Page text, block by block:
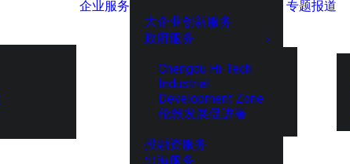
企业服务
大企业创新服务
政府服务
Chengdu Hi-Tech
Industrial
Development Zone
伦敦发展促进署
投融资服务
出海服务
专题报道